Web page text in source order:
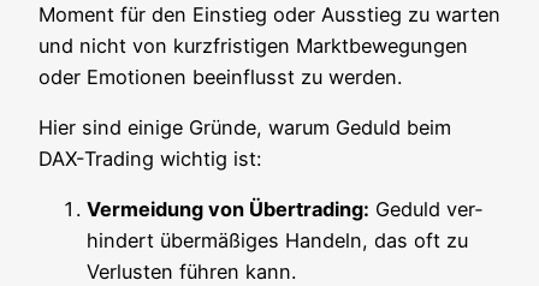
Moment für den Ein­stieg oder Aus­stieg zu war­ten
und nicht von kurz­fris­ti­gen Markt­be­we­gun­gen
oder Emo­tio­nen beein­flusst zu werden.
Hier sind eini­ge Grün­de, war­um Geduld beim
DAX-Tra­ding wich­tig ist:
Ver­mei­dung von Über­tra­ding: Geduld ver­
hin­dert über­mä­ßi­ges Han­deln, das oft zu
Ver­lus­ten füh­ren kann.